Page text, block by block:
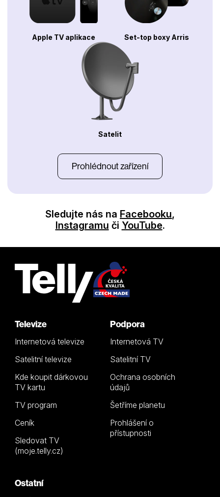
Apple TV aplikace Set-top boxy Arris
Satelit
Prohlédnout zařízení
Sledujte nás na Facebooku,
Instagramu či YouTube.
Televize
Internetová televize
Satelitní televize
Kde koupit dárkovou
TV kartu
TV program
Ceník
Sledovat TV
(moje.telly.cz)
Podpora
Internetová TV
Satelitní TV
Ochrana osobních
údajů
Šetříme planetu
Prohlášení o
přístupnosti
Ostatní